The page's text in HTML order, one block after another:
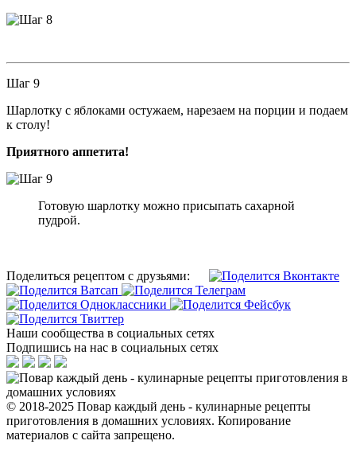
Шаг 9
Шарлотку с яблоками остужаем, нарезаем на порции и подаем
к столу!
Приятного аппетита!
Готовую шарлотку можно присыпать сахарной
пудрой.
Поделиться рецептом с друзьями:
Наши сообщества в социальных сетях
Подпишись на нас в социальных сетях
© 2018-2025 Повар каждый день - кулинарные рецепты
приготовления в домашних условиях. Копирование
материалов с сайта запрещено.